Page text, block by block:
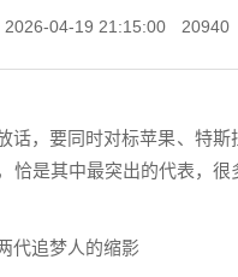
2026-04-19 21:15:00 20940
话，要同时对标苹果、特
恰是其中最突出的代表，很
代追梦人的缩影